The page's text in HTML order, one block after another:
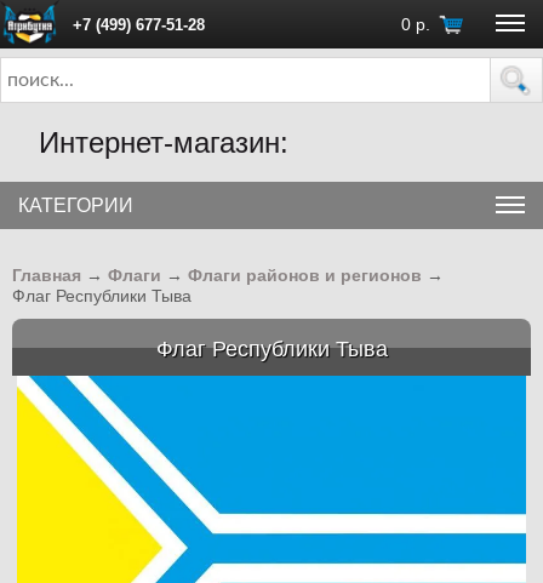
+7 (499) 677-51-28 0 р.
ПН - ПТ с 10:00 до 18:00 (Москва)
Интернет-магазин:
КАТЕГОРИИ
Главная → Флаги → Флаги районов и регионов →
Флаг Республики Тыва
Флаг Республики Тыва